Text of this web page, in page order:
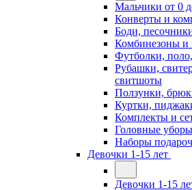
Мальчики от 0
Конверты и
Боди,
Комбинезоны и
Футболки,
Рубашки,
свитшоты
Ползунки,
Куртки,
Комплекты и
Головные уборы
Наборы
Девочки 1-15 лет
Девочки 1-15